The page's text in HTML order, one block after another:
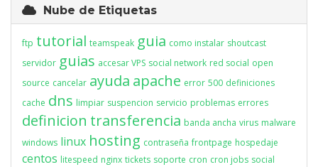
Nube de Etiquetas
ftp tutorial teamspeak guia como instalar shoutcast
servidor guias accesar VPS social network red social open
source cancelar ayuda apache error 500 definiciones
cache dns limpiar suspencion servicio problemas errores
definicion transferencia banda ancha virus malware
windows linux hosting contraseña frontpage hospedaje
centos litespeed nginx tickets soporte cron cron jobs social